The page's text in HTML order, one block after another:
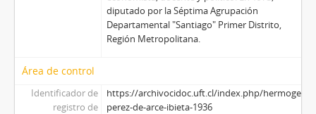
diputado por la Séptima Agrupación
Departamental "Santiago" Primer Distrito,
Región Metropolitana.
Área de control
Identificador de
registro de
https://archivocidoc.uft.cl/index.php/
perez-de-arce-ibieta-1936